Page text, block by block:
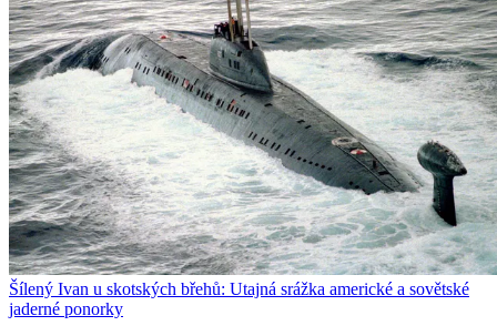
Šílený Ivan u skotských břehů: Utajná srážka americké a sovětské
jaderné ponorky